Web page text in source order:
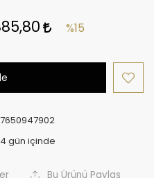
%15
Bu Ürünü Paylaş